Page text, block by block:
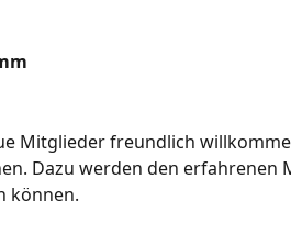
Mitglieder freundlich
Dazu werden den erfahrenen
können.